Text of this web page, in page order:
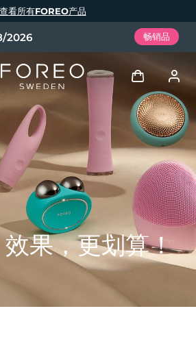
果，更划算！
查看所有FOREO产品
2026 畅销品
登录
用户信息
我的设备
我的订单
我的地址
Tech Elixir
Español
Italiano
Português
Русский
简体中文 繁體中文